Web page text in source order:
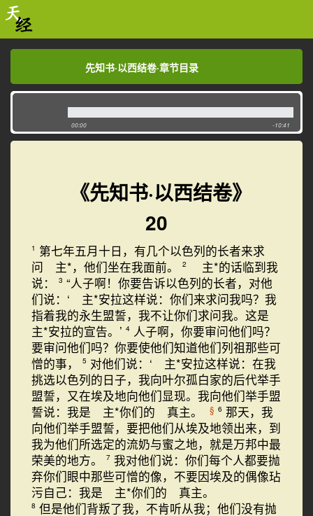
先知书·以西结卷·章节目录
先知书·以西结卷·章节目录
00:00 -10:41
《先知书·以西结卷》
20
1 第七年五月十日，有几个以色列的长者来求
问 主*，他们坐在我面前。
2
主*的话临到我
说：
3 “人子啊！你要告诉以色列的长者，对他
们说：‘ 主*安拉这样说：你们来求问我吗？我
指着我的永生盟誓，我不让你们求问我。这是
主*安拉的宣告。’ 4 人子啊，你要审问他们吗？
要审问他们吗？你要使他们知道他们列祖那些可
憎的事，
5 对他们说：‘ 主*安拉这样说：在我
挑选以色列的日子，我向叶尔孤白家的后代举手
盟誓，又在埃及地向他们显现。我向他们举手盟
誓说：我是 主*你们的 真主。
§ 6 那天，我
向他们举手盟誓，要把他们从埃及地领出来，到
我为他们所选定的流奶与蜜之地，就是万邦中最
荣美的地方。
7 我对他们说：你们每个人都要抛
弃你们眼中那些可憎的像，不要因埃及的偶像玷
污自己：我是 主*你们的 真主。
8 但是他们背叛了我，不肯听从我；他们没有抛